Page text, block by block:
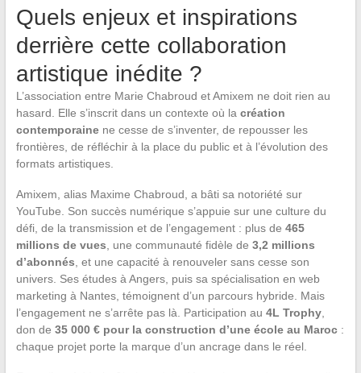
Quels enjeux et inspirations
derrière cette collaboration
artistique inédite ?
L’association entre Marie Chabroud et Amixem ne doit rien au
hasard. Elle s’inscrit dans un contexte où la création
contemporainene cesse de s’inventer, de repousser les
frontières, de réfléchir à la place du public et à l’évolution des
formats artistiques.
Amixem, alias Maxime Chabroud, a bâti sa notoriété sur
YouTube. Son succès numérique s’appuie sur une culture du
défi, de la transmission et de l’engagement : plus de 465
millions de vues , une communauté fidèle de 3,2 millions
d’abonnés , et une capacité à renouveler sans cesse son
univers. Ses études à Angers, puis sa spécialisation en web
marketing à Nantes, témoignent d’un parcours hybride. Mais
l’engagement ne s’arrête pas là. Participation au 4L Trophy,
don de 35 000 € pour la construction d’une école au Maroc:
chaque projet porte la marque d’un ancrage dans le réel.